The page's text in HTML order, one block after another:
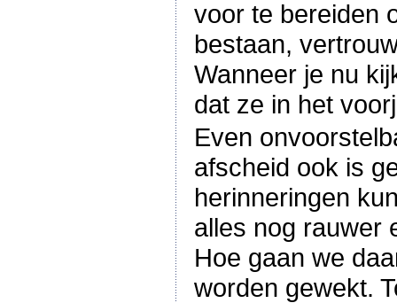
voor te bereiden
bestaan,
Wanneer je nu
dat ze in het
Even
afscheid ook is
herinneringen
alles nog rauwer
Hoe gaan we
worden gewekt.